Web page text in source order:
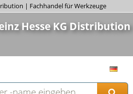
| Fachhandel für Werkzeuge
Hesse KG Distribution